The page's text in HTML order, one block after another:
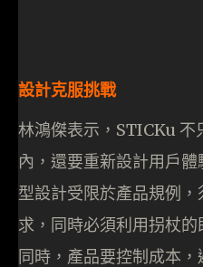
設計克服挑戰
林鴻傑表示，STICKu 不
內，還要重新設計用戶
型設計受限於產品規例
求，同時必須利用拐杖的
同時，產品要控制成本